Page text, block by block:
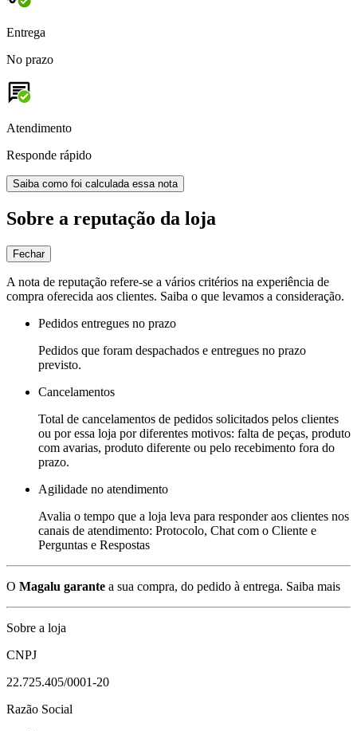
Entrega
No prazo
Atendimento
Responde rápido
Saiba como foi calculada essa nota
Sobre a reputação da loja
Fechar
A nota de reputação refere-se a vários critérios na experiência de
compra oferecida aos clientes. Saiba o que levamos a consideração.
Pedidos entregues no prazo
Pedidos que foram despachados e entregues no prazo
previsto.
Cancelamentos
Total de cancelamentos de pedidos solicitados pelos clientes
ou por essa loja por diferentes motivos: falta de peças, produto
com avarias, produto diferente ou pelo recebimento fora do
prazo.
Agilidade no atendimento
Avalia o tempo que a loja leva para responder aos clientes nos
canais de atendimento: Protocolo, Chat com o Cliente e
Perguntas e Respostas
O Magalu garante a sua compra, do pedido à entrega. Saiba mais
Sobre a loja
CNPJ
22.725.405/0001-20
Razão Social